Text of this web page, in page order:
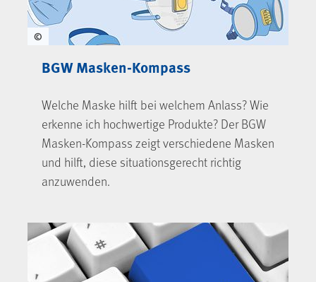
©
BGW Masken-Kompass
Welche Maske hilft bei welchem Anlass? Wie
erkenne ich hochwertige Produkte? Der BGW
Masken-Kompass zeigt verschiedene Masken
und hilft, diese situationsgerecht richtig
anzuwenden.